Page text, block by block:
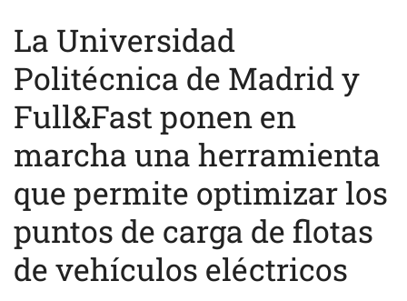
La Universidad
Politécnica de Madrid y
Full&Fast ponen en
marcha una herramienta
que permite optimizar los
puntos de carga de flotas
de vehículos eléctricos